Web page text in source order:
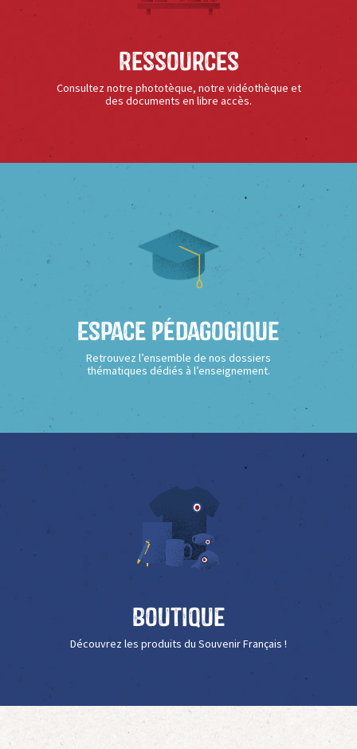
Ressources
Consultez notre phototèque, notre vidéothèque et
des documents en libre accès.
Espace Pédagogique
Retrouvez l’ensemble de nos dossiers
thématiques dédiés à l’enseignement.
Boutique
Découvrez les produits du Souvenir Français !